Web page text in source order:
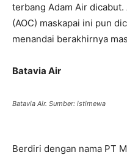
terbang Adam Air
(AOC) maskapai ini pun
menandai berakhirnya
Batavia Air
Batavia Air. Sumber: istimewa
Berdiri dengan nama PT